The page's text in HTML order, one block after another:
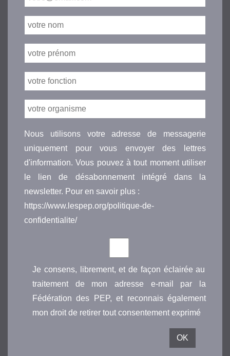
Nous utilisons votre adresse de messagerie
uniquement pour vous envoyer des lettres
d'information. Vous pouvez à tout moment utiliser
le lien de désabonnement intégré dans la
newsletter. Pour en savoir plus :
https://www.lespep.org/politique-de-
confidentialite/
Je consens, librement, et de façon éclairée au
traitement de mon adresse e-mail par la
Fédération des PEP, et reconnais également
mon droit de retirer tout consentement exprimé